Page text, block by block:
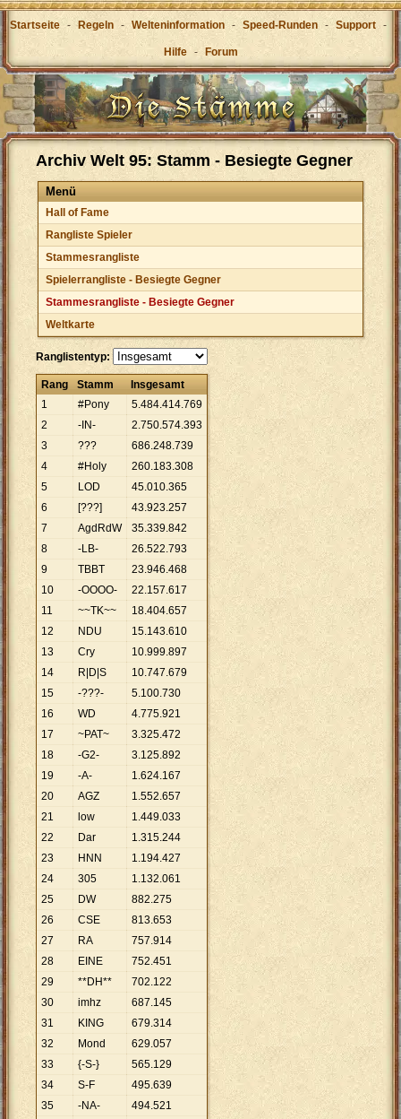
Startseite - Regeln - Welteninformation - Speed-Runden - Support -
Hilfe - Forum
Archiv Welt 95: Stamm - Besiegte Gegner
Menü
Hall of Fame
Rangliste Spieler
Stammesrangliste
Spielerrangliste - Besiegte Gegner
Stammesrangliste - Besiegte Gegner
Weltkarte
Ranglistentyp:
Rang Stamm
Insgesamt
1
#Pony 5.484.414.769
2
-IN- 2.750.574.393
3
??? 686.248.739
4
#Holy 260.183.308
5
LOD 45.010.365
6
[???] 43.923.257
7
AgdRdW 35.339.842
8
-LB- 26.522.793
9
TBBT 23.946.468
10
-OOOO- 22.157.617
11
~~TK~~ 18.404.657
12
NDU 15.143.610
13
Cry 10.999.897
14
R|D|S 10.747.679
15
-???- 5.100.730
16
WD 4.775.921
17
~PAT~ 3.325.472
18
-G2- 3.125.892
19
-A- 1.624.167
20
AGZ 1.552.657
21
low 1.449.033
22
Dar 1.315.244
23
HNN 1.194.427
24
305 1.132.061
25
DW 882.275
26
CSE 813.653
27
RA 757.914
28
EINE 752.451
29
**DH** 702.122
30
imhz 687.145
31
KING 679.314
32
Mond 629.057
33
{-S-} 565.129
34
S-F 495.639
35
-NA- 494.521